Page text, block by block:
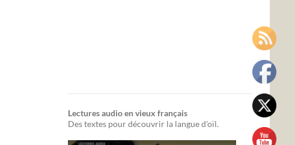
Lectures audio en vieux français
Des textes pour découvrir la langue d'oïl.